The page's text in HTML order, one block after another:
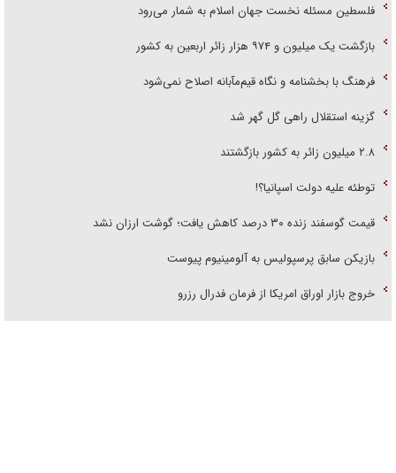
فلسطین مسئله نخست جهان اسلام به شمار می‌رود
بازگشت یک میلیون و ۹۷۴ هزار زائر اربعین به کشور
فرهنگ با بخشنامه و نگاه قیم‌مآبانه اصلاح نمی‌شود
گزینه استقلال راهی گل گهر شد
۲.۸ میلیون زائر به کشور بازگشتند
توطئه علیه دولت اسپانیا؟!
قیمت گوسفند زنده ۳۰ درصد کاهش یافت؛ گوشت ارزان نشد
بازیکن سابق پرسپولیس به آلومینیوم پیوست
خروج بازار اوراق امریکا از فرمان فدرال رزرو